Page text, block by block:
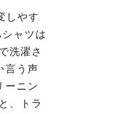
しやす
ャツは
洗濯さ
言う声
ーニン
、トラ